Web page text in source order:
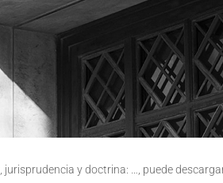
jurisprudencia y doctrina: …, puede